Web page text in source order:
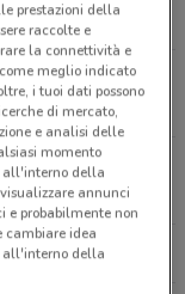
Partinico
Mondo Baby
prestazioni della
raccolte e
la connettività e
meglio indicato
i tuoi dati possono
di mercato,
e analisi delle
momento
all'interno della
annunci
e probabilmente non
cambiare idea
all'interno della